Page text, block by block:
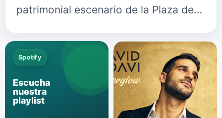
patrimonial escenario de la Plaza de…
Spotify
Escucha
nuestra
playlist